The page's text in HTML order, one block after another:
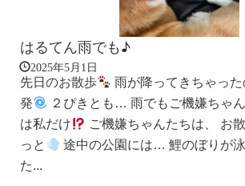
はるてん雨でも♪
2025年5月1日
先日のお散歩
雨が降ってきちゃっ
発
２ぴきとも… 雨でもご機嫌ちゃん
は私だけ
ご機嫌ちゃんたちは、 お
っと
途中の公園には… 鯉のぼりが
た...